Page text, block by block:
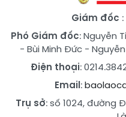
Giám đốc
Phó Giám đốc:Nguyễn
- Bùi Minh Đức-
Điện thoại:
Email:
Trụ sở: số 1024, đường